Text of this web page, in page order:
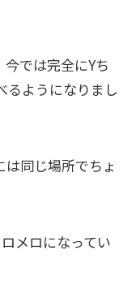
では完全にYち
るようになりまし
同じ場所でちょ
メロになってい